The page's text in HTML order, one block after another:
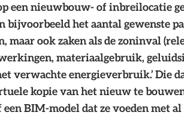
een nieuwbouw- of inbreilocatie
bijvoorbeeld het aantal gewenste
maar ook zaken als de zoninval
materiaalgebruik,
verwachte energieverbruik.’ Die
kopie van het nieuw te
BIM-model dat ze voeden met al